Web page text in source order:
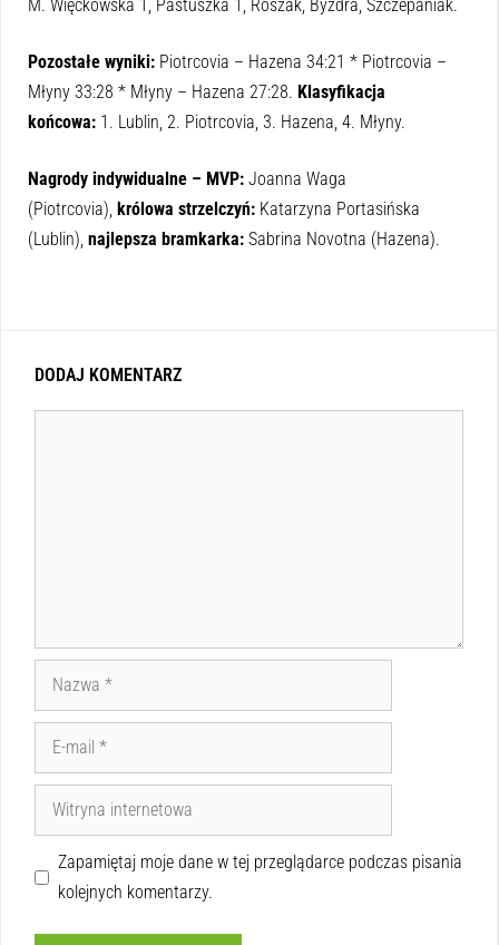
M. Więckowska 1, Pastuszka 1, Roszak, Byzdra, Szczepaniak.
Pozostałe wyniki: Piotrcovia – Hazena 34:21 * Piotrcovia –
Młyny 33:28 * Młyny – Hazena 27:28. Klasyfikacja
końcowa: 1. Lublin, 2. Piotrcovia, 3. Hazena, 4. Młyny.
Nagrody indywidualne – MVP: Joanna Waga
(Piotrcovia), królowa strzelczyń: Katarzyna Portasińska
(Lublin), najlepsza bramkarka: Sabrina Novotna (Hazena).
DODAJ KOMENTARZ
Zapamiętaj moje dane w tej przeglądarce podczas pisania
kolejnych komentarzy.